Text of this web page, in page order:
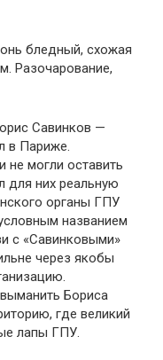
бледный, схожая
Разочарование,
Савинков —
в Париже.
не могли оставить
для них реальную
органы ГПУ
названием
с «Савинковыми»
через якобы
Бориса
где великий
лапы ГПУ.